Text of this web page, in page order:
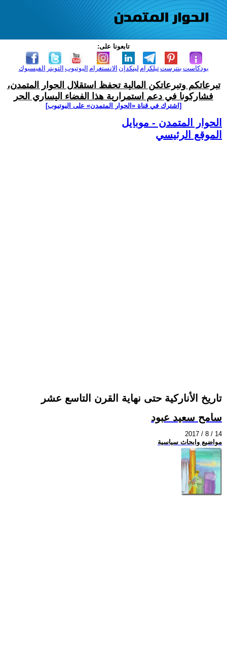
تابعونا على:
الفيسبوك التويتر اليوتيوب الانستغرام لينكدإن تيلكرامبنترست بودكاست
تبرعاتكم وتبرعاتكن المالية تحفظ استقلال الحوار المتمدن،
فشاركونا في دعم استمرارية هذا الفضاء اليساري الحر
[اشترك في قناة ‫«الحوار المتمدن» على اليوتيوب]
الحوار المتمدن - موبايل
الموقع الرئيسي
تاريخ الأناركية حتى نهاية القرن التاسع عشر
سامح سعيد عبود
2017 / 8 / 14
مواضيع وابحاث سياسية